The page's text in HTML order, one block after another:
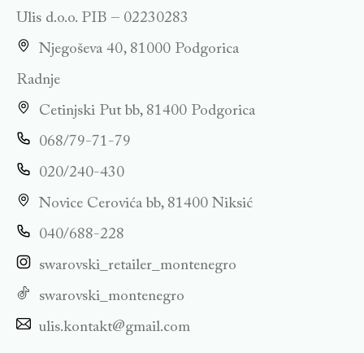
Ulis d.o.o. PIB – 02230283
Njegoševa 40, 81000 Podgorica
Radnje
Cetinjski Put bb, 81400 Podgorica
068/79-71-79
020/240-430
Novice Cerovića bb, 81400 Niksić
040/688-228
swarovski_retailer_montenegro
swarovski_montenegro
ulis.kontakt@gmail.com